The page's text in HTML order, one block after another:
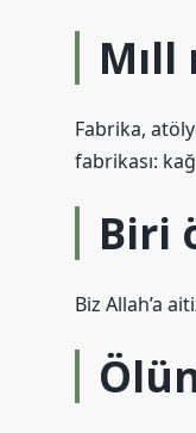
Fabrika,
fabrikası:
Biri
Biz Allah’a